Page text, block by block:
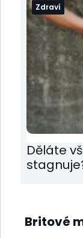
Zdraví
Děláte
Britové